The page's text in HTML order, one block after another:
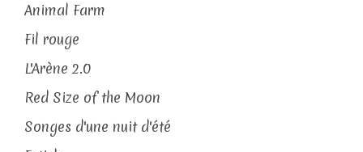
Animal Farm
Fil rouge
L'Arène 2.0
Red Size of the Moon
Songes d'une nuit d'été